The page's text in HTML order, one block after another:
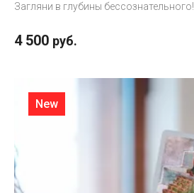
Загляни в глубины бессознательного!
4 500 руб.
New